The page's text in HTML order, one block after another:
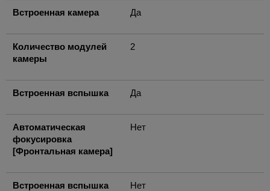
Встроенная камера Да
Количество модулей
камеры
2
Встроенная вспышка Да
Автоматическая
фокусировка
[Фронтальная камера]
Нет
Встроенная вспышка
Нет